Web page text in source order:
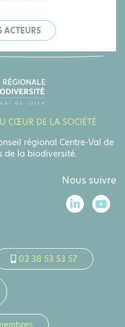
ACTEURS
Nous suivre
CŒUR DE LA SOCIÉTÉ
régional Centre-Val de
de la biodiversité.
02 38 53 53 57